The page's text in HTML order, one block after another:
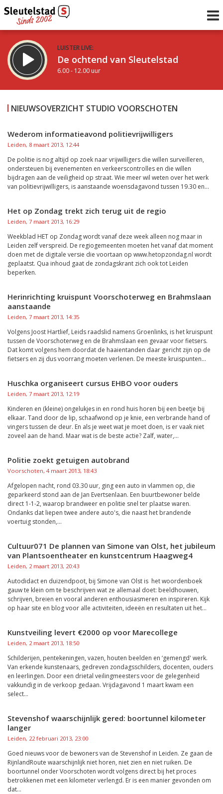
LUISTER LIVE:
De ochtend van Sleutelstad
6.00 - 12.00 uur
De middag van Sleutelstad
Inklappen
NIEUWSOVERZICHT STUDIO VOORSCHOTEN
Wederom informatieavond politievrijwilligers
Leiden, 8 maart 2013, 12:44
De politie is nog altijd op zoek naar vrijwilligers die willen surveilleren,
ondersteuen bij evenementen en verkeerscontrolles en die willen
bijdragen aan de veiligheid op straat. Wie meer wil weten over het werk
van politievrijwilligers, is aanstaande woensdagavond tussen 19.30 en...
Het op Zondag trekt zich terug uit de regio
Leiden, 7 maart 2013, 16:29
Weekblad HET op Zondag wordt vanaf deze week alleen nog maar in
Leiden zelf verspreid. De regiogemeenten moeten het vanaf dat moment
doen met de digitale versie die voortaan op www.hetopzondag.nl wordt
geplaatst. Qua inhoud gaat de zondagskrant zich ook tot Leiden
beperken.
Herinrichting kruispunt Voorschoterweg en Brahmslaan
aanstaande
Leiden, 7 maart 2013, 14:35
Volgens Joost Hartlief, Leids raadslid namens Groenlinks, is het kruispunt
tussen de Voorschoterweg en de Brahmslaan een gevaar voor fietsers.
Dat komt volgens hem doordat de haaientanden daar gericht zijn op de
fietsers en zij dus voorrang moeten verlenen. De meeste kruispunten...
Huschka organiseert cursus EHBO voor ouders
Leiden, 7 maart 2013, 12:19
Kinderen en (kleine) ongelukjes in en rond huis horen bij een beetje bij
elkaar. Tand door de lip, schaafwond op je knie, een verbrande hand of
vingers tussen de deur. En als je weet wat je moet doen, is er vaak niet
zoveel aan de hand. Maar wat is de beste actie? Zalf, water,...
Politie zoekt getuigen autobrand
Voorschoten, 4 maart 2013, 18:43
Afgelopen nacht, rond 03.30 uur, ging een auto in vlammen op, die
geparkeerd stond aan de Jan Evertsenlaan. Een buurtbewoner belde
direct 1-1-2, waarop brandweer en politie snel ter plaatse waren.
Ondanks dat liepen twee andere auto's, die naast het brandende
voertuig stonden,...
Cultuur071 De plannen van Simone van Olst, het jubileum
van Plantsoentheater en kunstcentrum Haagweg4
Leiden, 2 maart 2013, 20:43
Autodidact en duizendpoot, bij Simone van Olst is het woordenboek
gauw te klein om te beschrijven wat ze allemaal doet: beeldhouwen,
schrijven, breien en vooral anderen enthousiasmeren en inspireren. Kijk
op haar site en blog voor alle activiteiten, ideeën en resultaten uit het...
Kunstveiling levert €2000 op voor Marecollege
Leiden, 2 maart 2013, 18:50
Schilderijen, pentekeningen, vazen, houten beelden en ‘gemengd' werk.
Van erkende kunstenaars, gedreven zondagsschilders, docenten, ouders
en leerlingen. Door een drietal veilingmeesters voor de gelegenheid
vakkundig in de verkoop gedaan. Vrijdagavond 1 maart kwam een
select...
Stevenshof waarschijnlijk gered: boortunnel kilometer
langer
Leiden, 22 februari 2013, 23:00
Goed nieuws voor de bewoners van de Stevenshof in Leiden. Ze gaan de
RijnlandRoute waarschijnlijk niet horen, niet zien en niet ruiken. De
boortunnel onder Voorschoten wordt volgens direct bij het proces
betrokkenen met een kilometer verlengd. Er is een manier gevonden om
dat...